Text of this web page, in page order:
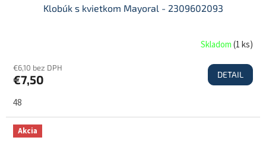
Klobúk s kvietkom Mayoral - 2309602093
Skladom(1 ks)
€6,10 bez DPH
€7,50 DETAIL
48
Akcia